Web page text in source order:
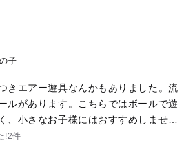
子
きエアー遊具なんかもありました。流
ルがあります。こちらではボールで遊
、小さなお子様にはおすすめしませ
たりと流れているくらいがちょうどい
!2件